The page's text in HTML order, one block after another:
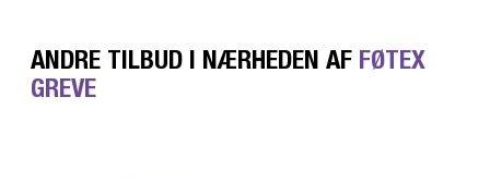
ANDRE TILBUD I NÆRHEDEN AF FØTEX
GREVE